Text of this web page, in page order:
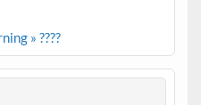
» ????